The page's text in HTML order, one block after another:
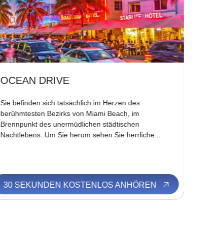
OCEAN DRIVE
Sie befinden sich tatsächlich im Herzen des
berühmtesten Bezirks von Miami Beach, im
Brennpunkt des unermüdlichen städtischen
Nachtlebens. Um Sie herum sehen Sie herrliche...
30 SEKUNDEN KOSTENLOS ANHÖREN